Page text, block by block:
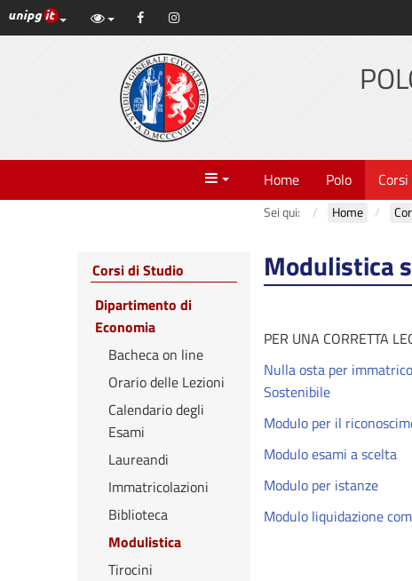
Vai
al
Link ai principali servizi web di Ateneo
Facebook
Menu Home Polo
Sei qui: Home
Modulistica
PER UNA CORRETTA
Nulla osta per
Sostenibile
Modulo per il
Modulo esami a scelta
Modulo per istanze
Modulo liquidazione
Corsi di Studio
Dipartimento di
Economia
Bacheca on line
Orario delle Lezioni
Calendario degli
Esami
Laureandi
Immatricolazioni
Biblioteca
Modulistica
Tirocini